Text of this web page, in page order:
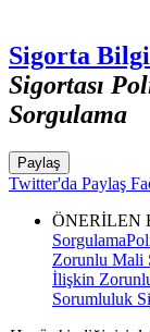
Sigorta
Sigortası
Sorgulama
Paylaş
Twitter'da Paylaş
ÖNERİLEN
Sorgulama
Zorunlu Mali
İlişkin
Sorumluluk